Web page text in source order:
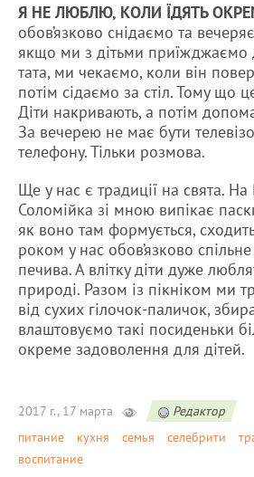
Я НЕ ЛЮБЛЮ, КОЛИ ЇДЯТЬ
обов’язково снідаємо та
якщо ми з дітьми приїжджаємо
тата, ми чекаємо, коли він
потім сідаємо за стіл. Тому що
Діти накривають, а потім
За вечерею не має бути
телефону. Тільки розмова.
Ще у нас є традиції на свята.
Соломійка зі мною випікає
як воно там формується,
роком у нас обов’язково
печива. А влітку діти дуже
природі. Разом із пікніком ми
від сухих гілочок-паличок,
влаштовуємо такі посиденьки
окреме задоволення для дітей.
2017 г., 17 марта
Редактор
питание
кухня семья селебрити
воспитание